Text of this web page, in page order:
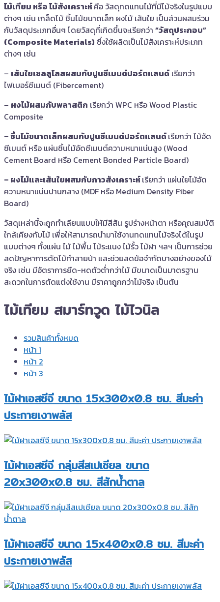
ไม้เทียม หรือ ไม้สังเคราะห์คือ วัสดุทดแทนไม้ที่มีไม้จริงในรูปแบบ
ต่างๆ เช่น เกล็ดไม้ ชิ้นไม้ขนาดเล็ก ผงไม้ เส้นใย เป็นส่วนผสมร่วม
กับวัสดุประเภทอื่นๆ โดยวัสดุที่เกิดขึ้นจะเรียกว่า “วัสดุประกอบ”
(Composite Materials) ซึ่งใช้ผลิตเป็นไม้สังเคราะห์ประเภท
ต่างๆ เช่น
– เส้นใยเซลลูโลสผสมกับปูนซีเมนต์ปอร์ตแลนด์ เรียกว่า
ไฟเบอร์ซีเมนต์ (Fibercement)
– ผงไม้ผสมกับพลาสติก เรียกว่า WPC หรือ Wood Plastic
Composite
– ชิ้นไม้ขนาดเล็กผสมกับปูนซีเมนต์ปอร์ตแลนด์เรียกว่า ไม้อัด
ซีเมนต์ หรือ แผ่นชิ้นไม้อัดซีเมนต์ความหนาแน่นสูง (Wood
Cement Board หรือ Cement Bonded Particle Board)
– ผงไม้และเส้นใยผสมกับกาวสังเคราะห์เรียกว่า แผ่นใยไม้อัด
ความหนาแน่นปานกลาง (MDF หรือ Medium Density Fiber
Board)
วัสดุเหล่านี้จะถูกทำเลียนแบบให้มีสีสัน รูปร่างหน้าตา หรือคุณสมบัติ
ใกล้เคียงกับไม้ เพื่อให้สามารถนำมาใช้งานทดแทนไม้จริงได้ในรูป
แบบต่างๆ ทั้งแผ่น ไม้ ไม้พื้น ไม้ระแนง ไม้รั้ว ไม้ฝา ฯลฯ เป็นการช่วย
ลดปัญหาการตัดไม้ทำลายป่า และช่วยลดข้อจำกัดบางอย่างของไม้
จริง เช่น มีอัตราการยืด-หดตัวต่ำกว่าไม้ มีขนาดเป็นมาตรฐาน
สะดวกในการตัดแต่งใช้งาน มีราคาถูกกว่าไม้จริง เป็นต้น
ไม้เทียม สมาร์ทวูด ไม้ไวนิล
รวมสินค้าทั้งหมด
หน้า 1
หน้า 2
หน้า 3
ไม้ฝาเอสซีจี ขนาด 15x300x0.8 ซม. สีมะค่า
ประกายเงาพลัส
ไม้ฝาเอสซีจี กลุ่มสีสเปเชียล ขนาด
20x300x0.8 ซม. สีสักน้ำตาล
ไม้ฝาเอสซีจี ขนาด 15x400x0.8 ซม. สีมะค่า
ประกายเงาพลัส